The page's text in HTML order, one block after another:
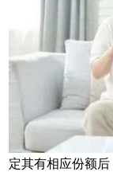
定其有相应份额